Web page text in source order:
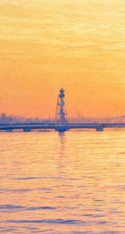
EarlyMUSIC
Петербург
музыку